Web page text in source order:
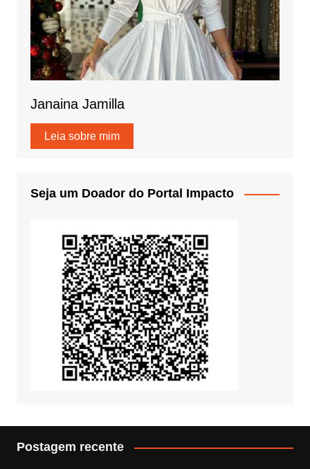
Janaina Jamilla
Leia sobre mim
Seja um Doador do Portal Impacto
Postagem recente